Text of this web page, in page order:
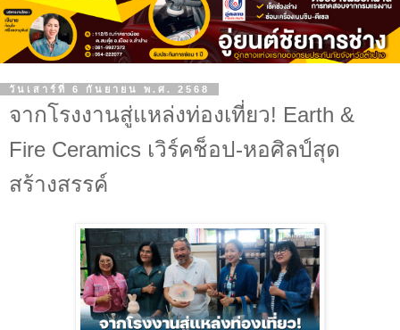
วันเสาร์ที่ 6 กันยายน พ.ศ. 2568
จากโรงงานสู่แหล่งท่องเที่ยว! Earth &
Fire Ceramics เวิร์คช็อป-หอศิลป์สุด
สร้างสรรค์